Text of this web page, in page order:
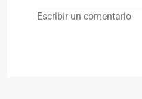
Escribir un comentario